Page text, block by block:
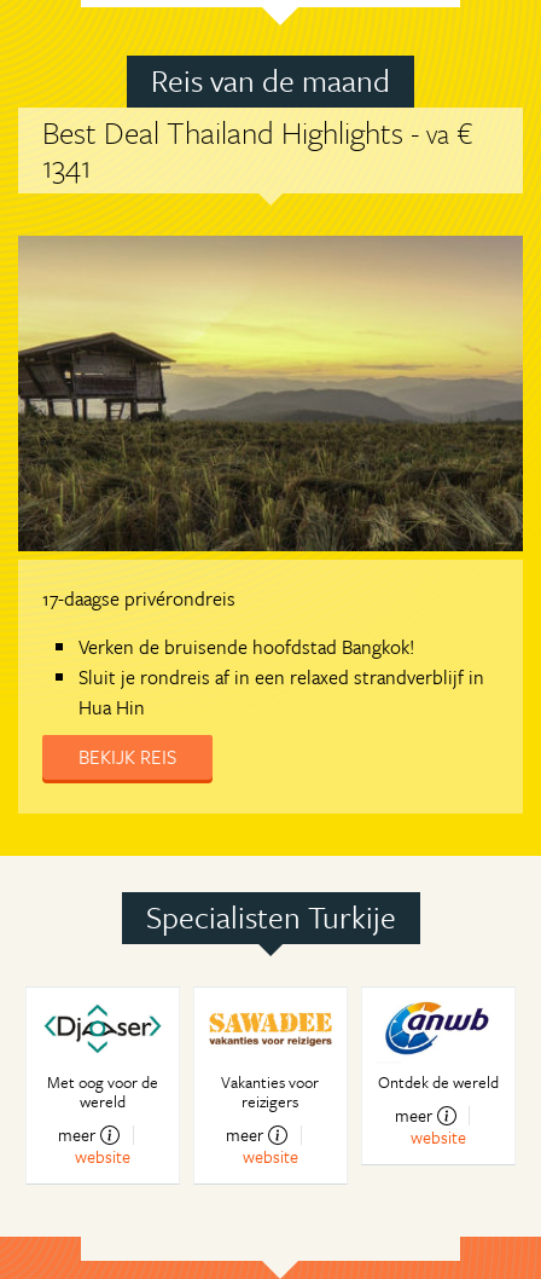
Reis van de maand
Best Deal Thailand Highlights -va €
1341
17-daagse privérondreis
Verken de bruisende hoofdstad Bangkok!
Sluit je rondreis af in een relaxed strandverblijf in
Hua Hin
BEKIJK REIS
Specialisten Turkije
Met oog voor de
wereld
meer
website
Vakanties voor
reizigers
meer
website
Ontdek de wereld
meer
website